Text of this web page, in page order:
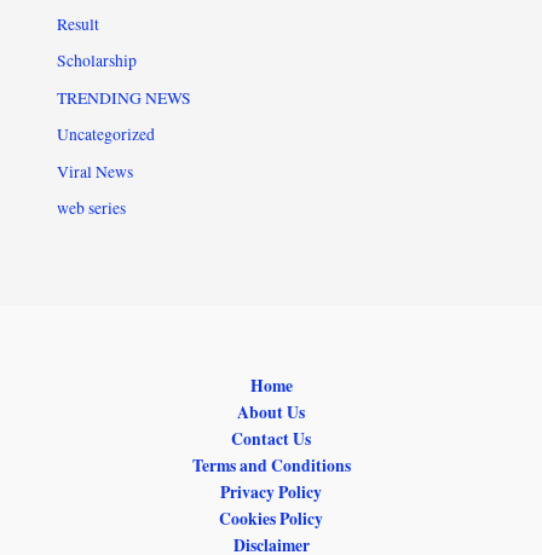
Result
Scholarship
TRENDING NEWS
Uncategorized
Viral News
web series
Home
About Us
Contact Us
Terms and Conditions
Privacy Policy
Cookies Policy
Disclaimer